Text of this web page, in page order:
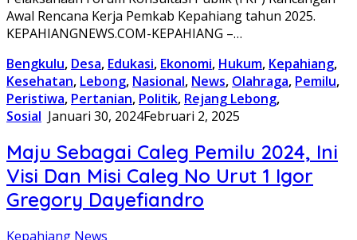
Awal Rencana Kerja Pemkab Kepahiang tahun 2025.
KEPAHIANGNEWS.COM-KEPAHIANG –…
Bengkulu, Desa, Edukasi, Ekonomi, Hukum, Kepahiang,
Kesehatan, Lebong, Nasional, News, Olahraga, Pemilu,
Peristiwa, Pertanian, Politik, Rejang Lebong,
Sosial Januari 30, 2024Februari 2, 2025
Maju Sebagai Caleg Pemilu 2024, Ini
Visi Dan Misi Caleg No Urut 1 Igor
Gregory Dayefiandro
Kepahiang News